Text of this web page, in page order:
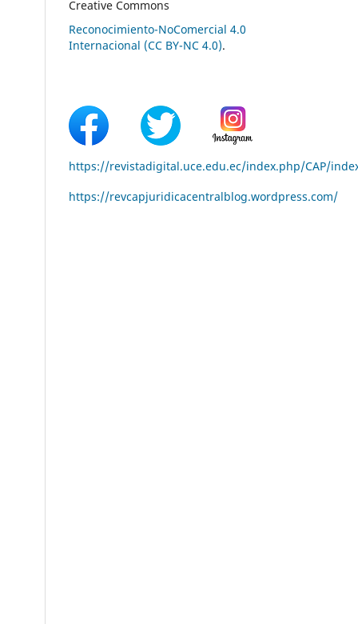
Creative Commons
Reconocimiento-NoComercial 4.0
Internacional (CC BY-NC 4.0).
https://revistadigital.uce.edu.ec/index.php/CAP/
https://revcapjuridicacentralblog.wordpress.com/